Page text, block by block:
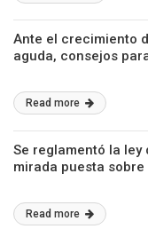
Ante el crecimiento
aguda, consejos
Read more
Se reglamentó la
mirada puesta
Read more